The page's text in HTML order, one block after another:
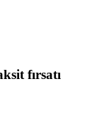
fırsatı